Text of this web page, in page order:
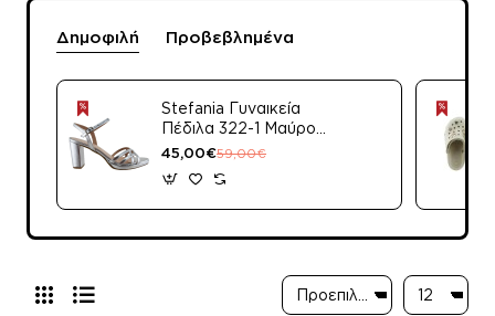
Δημοφιλή Προβεβλημένα
Stefania Γυναικεία
Πέδιλα 322-1 Μαύρο
Satin
45,00€59,00€